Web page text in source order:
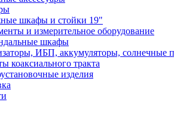
шкафы и стойки 19"
и измерительное оборудование
шкафы
ИБП, аккумуляторы, солнечные
коаксиального тракта
изделия